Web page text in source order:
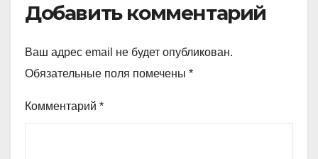
Добавить комментарий
Ваш адрес email не будет опубликован.
Обязательные поля помечены *
Комментарий *